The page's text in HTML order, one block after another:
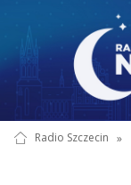
Radio Szczecin »